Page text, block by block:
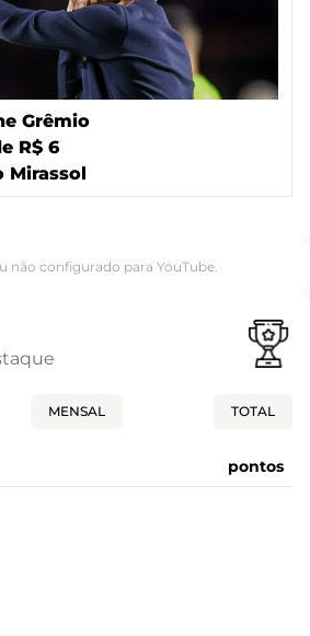
Grêmio
R$ 6
Mirassol
não configurado para YouTube.
MENSAL TOTAL
pontos